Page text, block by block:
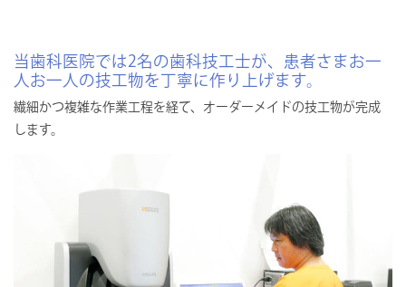
当歯科医院では2名の歯科技工士が、患者さまお一
人お一人の技工物を丁寧に作り上げます。
繊細かつ複雑な作業工程を経て、オーダーメイドの技工物が完成
します。